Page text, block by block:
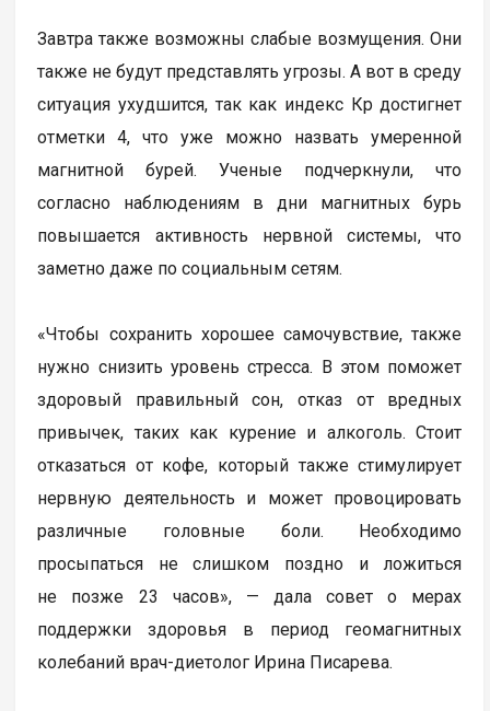
Завтра также возможны слабые возмущения. Они
также не будут представлять угрозы. А вот в среду
ситуация ухудшится, так как индекс Кр достигнет
отметки 4, что уже можно назвать умеренной
магнитной бурей. Ученые подчеркнули, что
согласно наблюдениям в дни магнитных бурь
повышается активность нервной системы, что
заметно даже по социальным сетям.
«Чтобы сохранить хорошее самочувствие, также
нужно снизить уровень стресса. В этом поможет
здоровый правильный сон, отказ от вредных
привычек, таких как курение и алкоголь. Стоит
отказаться от кофе, который также стимулирует
нервную деятельность и может провоцировать
различные головные боли. Необходимо
просыпаться не слишком поздно и ложиться
не позже 23 часов», — дала совет о мерах
поддержки здоровья в период геомагнитных
колебаний врач-диетолог Ирина Писарева.